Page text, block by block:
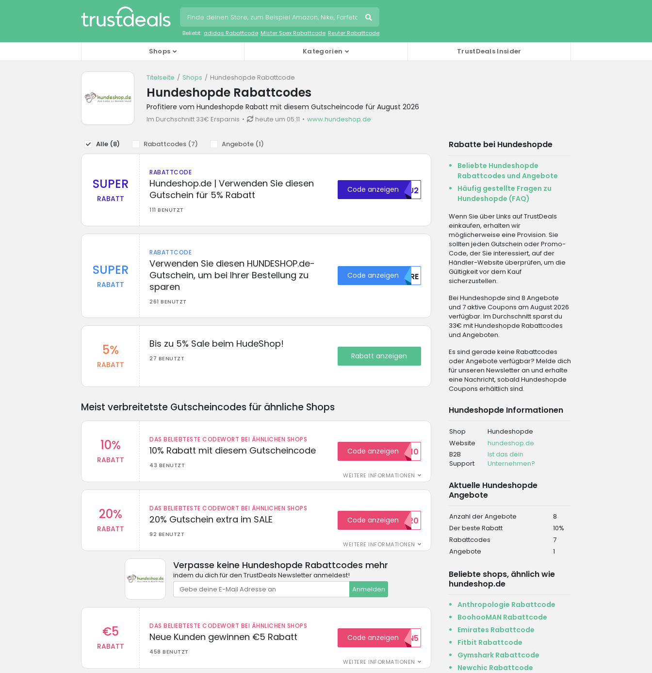
Beliebt: adidas Rabattcode Mister Spex Rabattcode Reuter Rabattcode
Shops Kategorien TrustDeals Insider
Titelseite Shops Hundeshopde Rabattcode
Hundeshopde Rabattcodes
Profitiere vom Hundeshopde Rabatt mit diesem Gutscheincode für August 2026
Im Durchschnitt 33€ Ersparnis heute um 05:11 www.hundeshop.de
Alle (8) Rabattcodes (7) Angebote (1)
SUPER
RABATT
RABATTCODE
Hundeshop.de | Verwenden Sie diesen
Gutschein für 5% Rabatt
111 BENUTZT
Code anzeigenMJU2
SUPER
RABATT
RABATTCODE
Verwenden Sie diesen HUNDESHOP.de-
Gutschein, um bei Ihrer Bestellung zu
sparen
261 BENUTZT
Code anzeigenWURE
5%
RABATT
Bis zu 5% Sale beim HudeShop!
27 BENUTZT Rabatt anzeigen
Meist verbreitetste Gutscheincodes für ähnliche Shops
10%
RABATT
DAS BELIEBTESTE CODEWORT BEI ÄHNLICHEN SHOPS
10% Rabatt mit diesem Gutscheincode
43 BENUTZT
WEITERE INFORMATIONEN
Code anzeigenEXTRA10
20%
RABATT
DAS BELIEBTESTE CODEWORT BEI ÄHNLICHEN SHOPS
20% Gutschein extra im SALE
92 BENUTZT
WEITERE INFORMATIONEN
Code anzeigenSALE20
Verpasse keine Hundeshopde Rabattcodes mehr
indem du dich für den TrustDeals Newsletter anmeldest!
Anmelden
€5
RABATT
DAS BELIEBTESTE CODEWORT BEI ÄHNLICHEN SHOPS
Neue Kunden gewinnen €5 Rabatt
458 BENUTZT
WEITERE INFORMATIONEN
Code anzeigen
WILKOMMEN5
Rabatte bei Hundeshopde
Beliebte Hundeshopde
Rabattcodes und Angebote
Häufig gestellte Fragen zu
Hundeshopde (FAQ)
Wenn Sie über Links auf TrustDeals
einkaufen, erhalten wir
möglicherweise eine Provision. Sie
sollten jeden Gutschein oder Promo-
Code, der Sie interessiert, auf der
Händler-Website überprüfen, um die
Gültigkeit vor dem Kauf
sicherzustellen.
Bei Hundeshopde sind 8 Angebote
und 7 aktive Coupons am August 2026
verfügbar. Im Durchschnitt sparst du
33€ mit Hundeshopde Rabattcodes
und Angeboten.
Es sind gerade keine Rabattcodes
oder Angebote verfügbar? Melde dich
für unseren Newsletter an und erhalte
eine Nachricht, sobald Hundeshopde
Coupons erhältlich sind.
Hundeshopde Informationen
Shop
Hundeshopde
Website
hundeshop.de
B2B
Support
Ist das dein
Unternehmen?
Aktuelle Hundeshopde
Angebote
Anzahl der Angebote
8
Der beste Rabatt
10%
Rabattcodes
7
Angebote
1
Beliebte shops, ähnlich wie
hundeshop.de
Anthropologie Rabattcode
BoohooMAN Rabattcode
Emirates Rabattcode
Fitbit Rabattcode
Gymshark Rabattcode
Newchic Rabattcode